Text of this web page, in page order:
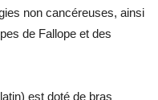
non cancéreuses, ainsi
de Fallope et des
est doté de bras